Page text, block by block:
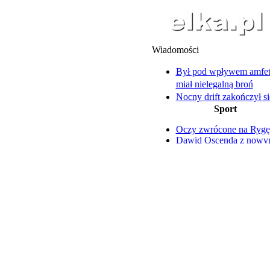
Wiadomości
Był pod wpływem
miał nielegalną broń
Nocny drift zakończył
mandatem i utratą prawa
zastąpi wieloletni bruk
Sport
Oczy zwrócone na Rygę
Dawid Oscenda z